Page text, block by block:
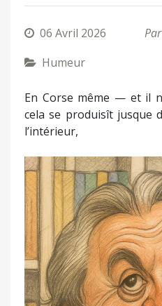
06 Avril 2026
Humeur
En Corse même — et il
cela se produisît jusque
l’intérieur,